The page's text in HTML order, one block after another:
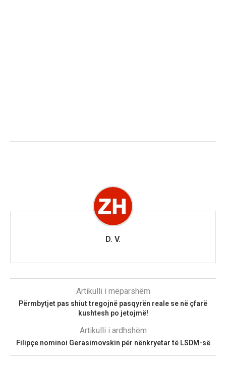
D. V.
Artikulli i mëparshëm
Përmbytjet pas shiut tregojnë pasqyrën reale se në çfarë
kushtesh po jetojmë!
Artikulli i ardhshëm
Filipçe nominoi Gerasimovskin për nënkryetar të LSDM-së